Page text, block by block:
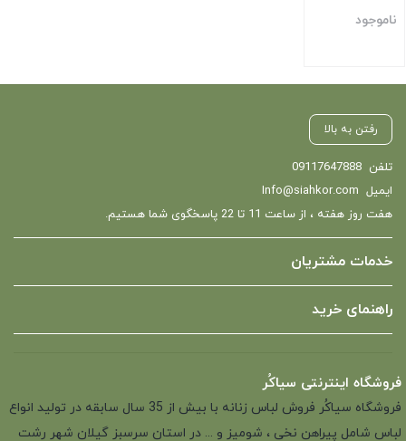
ناموجود
رفتن به بالا
تلفن 09117647888
ایمیل Info@siahkor.com
هفت روز هفته ، از ساعت 11 تا 22 پاسخگوی شما هستیم.
خدمات مشتریان
راهنمای خرید
فروشگاه اینترنتی سیاکُر
فروشگاه سیاکُر فروش لباس زنانه با بیش از 35 سال سابقه در تولید انواع
لباس شامل پیراهن نخی ، شومیز و ... در استان سرسبز گیلان شهر رشت